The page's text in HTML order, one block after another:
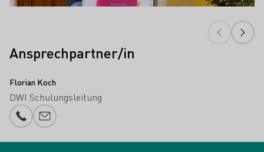
Ansprechpartner/in
Florian Koch
DWI Schulungsleitung
Telefonnummer
E-Mail-Adresse